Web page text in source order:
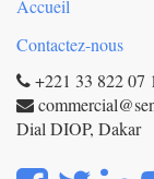
Accueil
Contactez-nous
+221 33 822 07
Dial DIOP, Dakar